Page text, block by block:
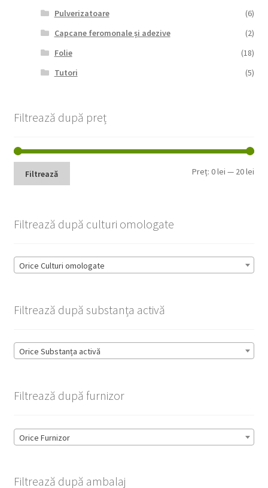
Pulverizatoare
(6)
Capcane feromonale și adezive
(2)
Folie
(18)
Tutori
(5)
Filtrează după preț
Filtrează Preț:0 lei — 20 lei
Filtrează după culturi omologate
Orice Culturi omologate
Filtrează după substanța activă
Orice Substanța activă
Filtrează după furnizor
Orice Furnizor
Filtrează după ambalaj